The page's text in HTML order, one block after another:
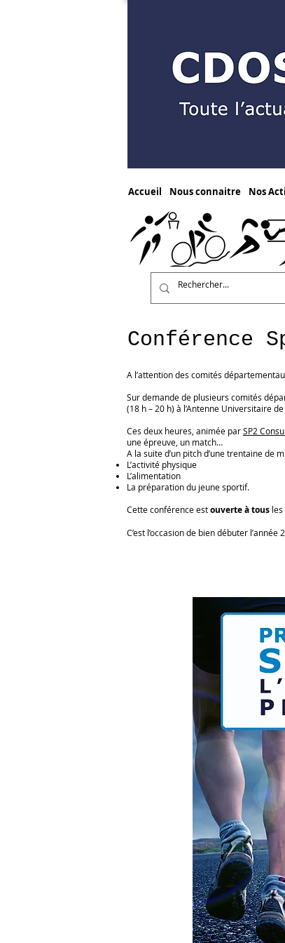
Accueil Nous connaitre Nos
Conférence
A l’attention des comités
Sur demande de plusieurs comités
(18 h – 20 h) à l’Antenne Universitaire
Ces deux heures, animée parSP2
une épreuve, un match…
A la suite d’un pitch d’une trentaine de
L’activité physique
L’alimentation
La préparation du jeune sportif.
Cette conférence estouverte à tous
C’est l’occasion de bien débuter